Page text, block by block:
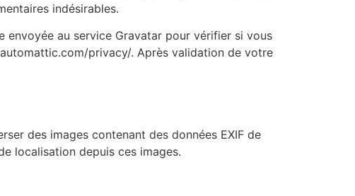
indésirables.
envoyée au service Gravatar pour vérifier si vous
privacy/. Après validation de votre
des images contenant des données EXIF de
localisation depuis ces images.